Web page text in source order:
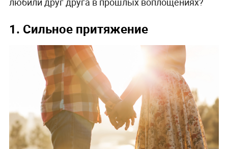
1. Сильное притяжение